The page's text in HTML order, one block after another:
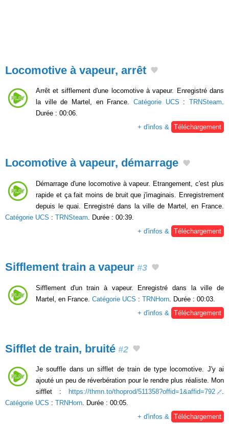
Locomotive à vapeur, arrêt
Arrêt et sifflement d'une locomotive à vapeur. Enregistré dans
la ville de Martel, en France. Catégorie UCS :TRNSteam.
Durée : 00:06.
+ d'infos & Téléchargement
Locomotive à vapeur, démarrage
Démarrage d'une locomotive à vapeur. Etrangement, c'est plus
rapide et ça fait moins de bruit que j'imaginais. Enregistrement
depuis le quai. Enregistré dans la ville de Martel, en France.
Catégorie UCS : TRNSteam . Durée : 00:39.
+ d'infos &
Téléchargement
Sifflement train a vapeur #3
Sifflement d'un train à vapeur. Enregistré dans la ville de
Martel, en France. Catégorie UCS : TRNHorn . Durée : 00:03.
+ d'infos &
Téléchargement
Sifflet de train, bruité #2
Je souffle dans un sifflet de train de type locomotive. J'y ai
ajouté un peu de réverbération pour le rendre plus réaliste. Mon
sifflet :
https://thmn.to/thoprod/511358?offid=1&affid=792
.
Catégorie UCS : TRNHorn. Durée : 00:05.
+ d'infos & Téléchargement